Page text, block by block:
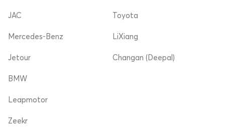
JAC
Mercedes-Benz
Jetour
Toyota
LiXiang
Changan (Deepal)
BMW
Leapmotor
Zeekr